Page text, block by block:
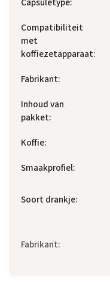
Compatibiliteit
met
koffiezetapparaat:
Fabrikant:
Inhoud van
pakket:
Koffie:
Smaakprofiel:
Soort drankje:
Fabrikant: